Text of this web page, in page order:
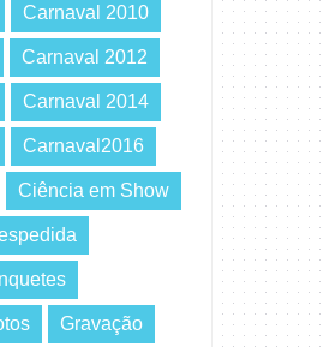
Carnaval 2010
Carnaval 2012
Carnaval 2014
Carnaval2016
Ciência em Show
Gravação